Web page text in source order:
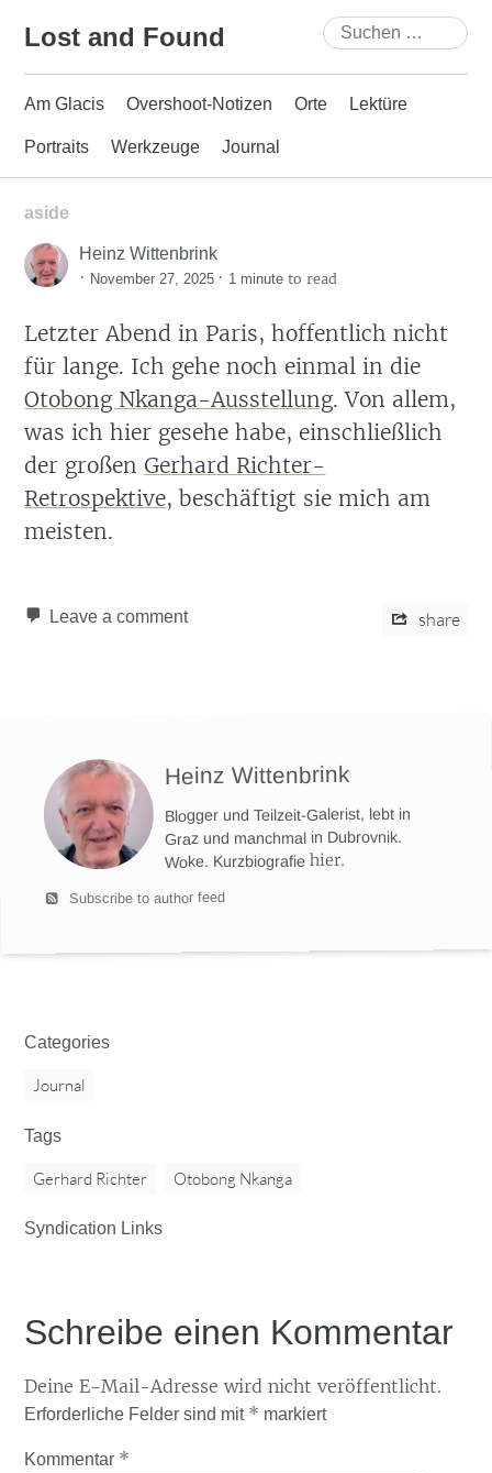
Lost and Found
Suchen
nach:
Am Glacis Overshoot-Notizen Orte Lektüre
Portraits Werkzeuge Journal
aside
Heinz Wittenbrink
· November 27, 2025 · 1 minute to read
Letzter Abend in Paris, hoffentlich nicht
für lange. Ich gehe noch einmal in die
Otobong Nkanga-Ausstellung. Von allem,
was ich hier gesehe habe, einschließlich
der großen Gerhard Richter-
Retrospektive, beschäftigt sie mich am
meisten.
Leave a comment share
Heinz Wittenbrink
Blogger und Teilzeit-Galerist, lebt in
Graz und manchmal in Dubrovnik.
Woke. Kurzbiografiehier.
Subscribe to author feed
Categories
Journal
Tags
Gerhard Richter Otobong Nkanga
Syndication Links
Schreibe einen Kommentar
Deine E-Mail-Adresse wird nicht veröffentlicht.
Erforderliche Felder sind mit * markiert
Kommentar *